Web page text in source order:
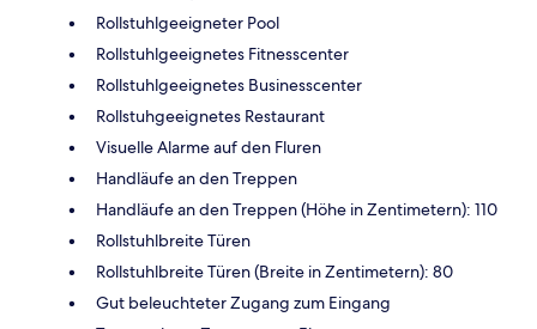
Rollstuhlgeeigneter Pool
Rollstuhlgeeignetes Fitnesscenter
Rollstuhlgeeignetes Businesscenter
Rollstuhgeeignetes Restaurant
Visuelle Alarme auf den Fluren
Handläufe an den Treppen
Handläufe an den Treppen (Höhe in Zentimetern): 110
Rollstuhlbreite Türen
Rollstuhlbreite Türen (Breite in Zentimetern): 80
Gut beleuchteter Zugang zum Eingang